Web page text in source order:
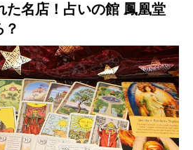
た名店！占いの館 鳳凰堂